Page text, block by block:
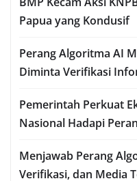
Papua yang Kondusif
Perang Algoritma AI
Diminta Verifikasi
Pemerintah Perkuat
Nasional Hadapi
Menjawab Perang
Verifikasi, dan Media